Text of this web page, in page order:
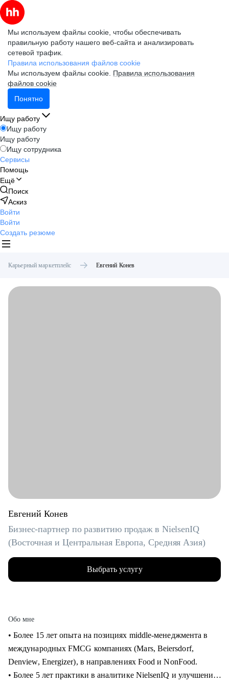
Мы используем файлы cookie, чтобы обеспечивать
правильную работу нашего веб-сайта и анализировать
сетевой трафик.
Правила использования файлов cookie
Мы используем файлы cookie. Правила использования
файлов cookie
Понятно
Ищу работу
Ищу работу
Ищу работу
Ищу сотрудника
Сервисы
Помощь
Ещё
Поиск
Аскиз
Войти
Войти
Создать резюме
Карьерный маркетплейс Евгений Конев
Евгений Конев
Бизнес-партнер по развитию продаж в NielsenIQ
(Восточная и Центральная Европа, Средняя Азия)
Выбрать услугу
Обо мне
• Более 15 лет опыта на позициях middle-менеджмента в
международных FMCG компаниях (Mars, Beiersdorf,
Denview, Energizer), в направлениях Food и NonFood.
• Более 5 лет практики в аналитике NielsenIQ и улучшения